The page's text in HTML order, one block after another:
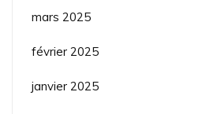
mars 2025
février 2025
janvier 2025